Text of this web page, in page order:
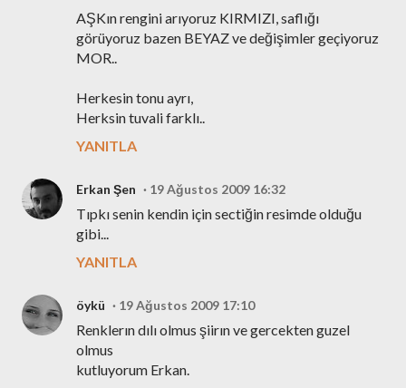
AŞKın rengini arıyoruz KIRMIZI, saflığı
görüyoruz bazen BEYAZ ve değişimler geçiyoruz
MOR..
Herkesin tonu ayrı,
Herksin tuvali farklı..
YANITLA
Erkan Şen 19 Ağustos 2009 16:32
Tıpkı senin kendin için sectiğin resimde olduğu
gibi...
YANITLA
öykü 19 Ağustos 2009 17:10
Renklerın dılı olmus şiirın ve gercekten guzel
olmus
kutluyorum Erkan.